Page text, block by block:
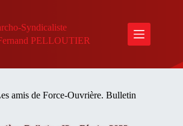
Syndicaliste
PELLOUTIER
amis de Force-Ouvrière. Bulletin